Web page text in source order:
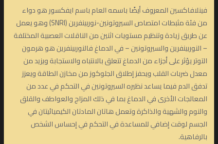
فينلافاكسين المعروف أيضًا باسمه العام باسم ايفكسور هو دواء
من فئة مثبطات امتصاص السيروتونين-نوربينفرين (SNRI) وهو يعمل
عن طريق زيادة وتنظيم مستويات اثنين من الناقلات العصبية المختلفة
– النوربينفرين والسيروتونين – في الدماغ فالنوربينفرين هو هرمون
التوتر يؤثر على أجزاء من الدماغ تتعلق بالانتباه والاستجابة ويزيد من
معدل ضربات القلب ويحفز إطلاق الجلوكوز من مخازن الطاقة ويعزز
تدفق الدم فيما يساعد نظيره السيروتونين في التحكم في عدد من
المعالجات الأخرى في الدماغ بما في ذلك المزاج والعواطف والقلق
والنوم والشهية والذاكرة وتعمل هاتان المادتان الكيميائيتان في
الجسم لوقت إضافي للمساعدة في التحكم في إحساس الشخص
بالرفاهية.